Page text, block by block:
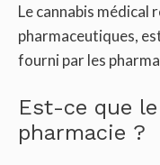
Le cannabis médical
pharmaceutiques,
fourni par les
Est-ce que
pharmacie ?